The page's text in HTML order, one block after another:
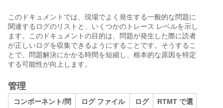
このドキュメントでは、現場でよく発生する一般的な問題に
関連するログのリストと、いくつかのトレース レベルを示し
ます。このドキュメントの目的は、問題が発生した際に読者
が正しいログを収集できるようにすることです。そうするこ
とで、問題解決にかかる時間を短縮し、根本的な原因を特定
する可能性が向上します。
管理
コンポーネント/問
ログ ファイル
ログ
RTMT で選